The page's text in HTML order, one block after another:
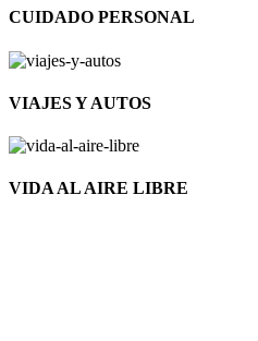
CUIDADO PERSONAL
VIAJES Y AUTOS
VIDA AL AIRE LIBRE